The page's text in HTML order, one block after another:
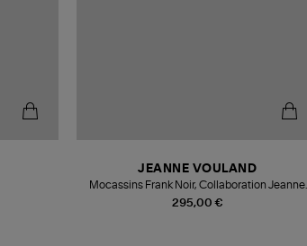
295,00 €
JEANNE VOULAND
Mocassins Frank Noir, Collaboration Jeanne
Vouland x Sebago